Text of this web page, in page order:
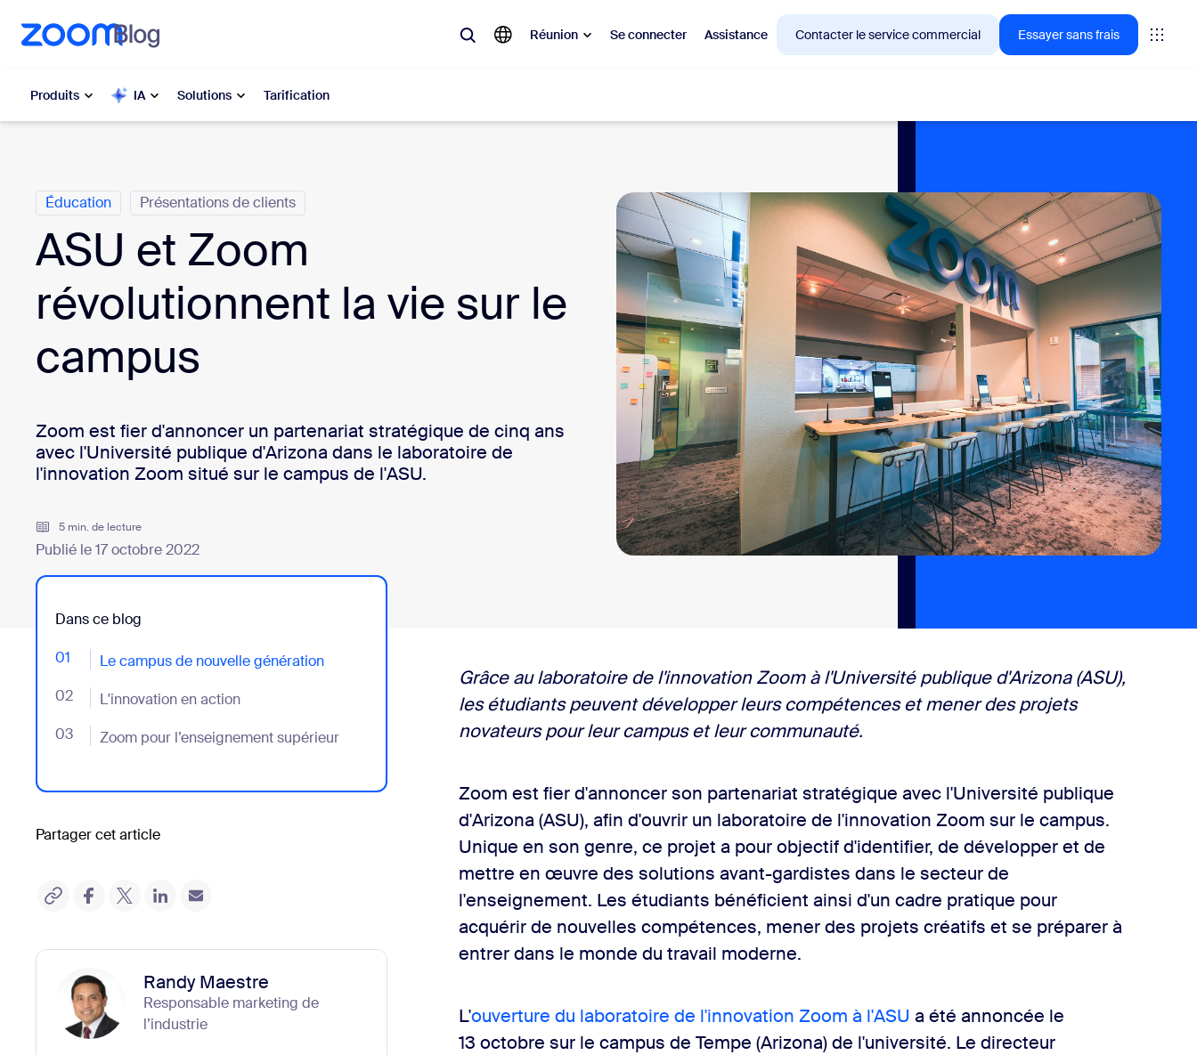
contenu principal
au chat d’aide
Produits IA Solutions Tarification
Réunion Se connecter Assistance Contacter le service commercial Essayer sans frais
Zoom Workplace
Services Zoom pour les
Zoom CX
Zoom AI
Applications et intégrations
Les solutions en vogue, tendance, qui font le buzz : celles qui intéressent la clientèle de Zoom en ce moment.
Meetings
ZoomMate Rooms
Canvas
Performance CX
Installer sur ordinateur
Centre de téléchargement
Catégories
Éducation Présentations de clients
ASU et Zoom
révolutionnent la vie sur le
campus
Zoom est fier d'annoncer un partenariat stratégique de cinq ans
avec l'Université publique d'Arizona dans le laboratoire de
l'innovation Zoom situé sur le campus de l'ASU.
5 min. de lecture
Publié le 17 octobre 2022
Dans ce blog
01 Le campus de nouvelle génération
- Jumplink to Le campus de nouvelle génération
02 L'innovation en action
- Jumplink to L'innovation en action
03 Zoom pour l’enseignement supérieur
- Jumplink to Zoom pour l’enseignement supérieur
Partager cet article
Randy Maestre
Responsable marketing de
l’industrie
Grâce au laboratoire de l'innovation Zoom à l'Université publique d'Arizona (ASU),
les étudiants peuvent développer leurs compétences et mener des projets
novateurs pour leur campus et leur communauté.
Zoom est fier d'annoncer son partenariat stratégique avec l'Université publique
d'Arizona (ASU), afin d'ouvrir un laboratoire de l'innovation Zoom sur le campus.
Unique en son genre, ce projet a pour objectif d'identifier, de développer et de
mettre en œuvre des solutions avant-gardistes dans le secteur de
l'enseignement. Les étudiants bénéficient ainsi d'un cadre pratique pour
acquérir de nouvelles compétences, mener des projets créatifs et se préparer à
entrer dans le monde du travail moderne.
L'ouverture du laboratoire de l'innovation Zoom à l'ASU a été annoncée le
13 octobre sur le campus de Tempe (Arizona) de l'université. Le directeur